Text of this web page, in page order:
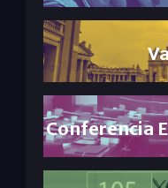
Conferencia